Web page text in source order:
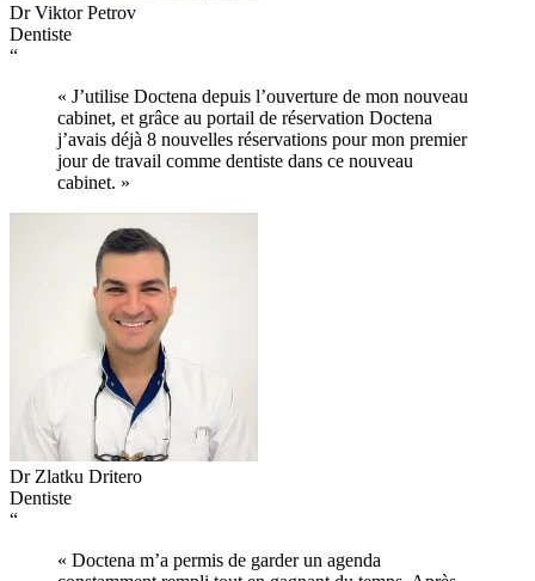
Dr Viktor Petrov
Dentiste
“
« J’utilise Doctena depuis l’ouverture de mon nouveau
cabinet, et grâce au portail de réservation Doctena
j’avais déjà 8 nouvelles réservations pour mon premier
jour de travail comme dentiste dans ce nouveau
cabinet. »
Dr Zlatku Dritero
Dentiste
“
« Doctena m’a permis de garder un agenda